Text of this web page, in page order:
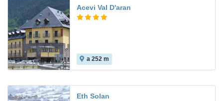
Acevi Val D'aran
a 252 m
Eth Solan